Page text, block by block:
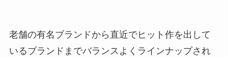
老舗の有名ブランドから直近でヒット作を出して
いるブランドまでバランスよくラインナップされ